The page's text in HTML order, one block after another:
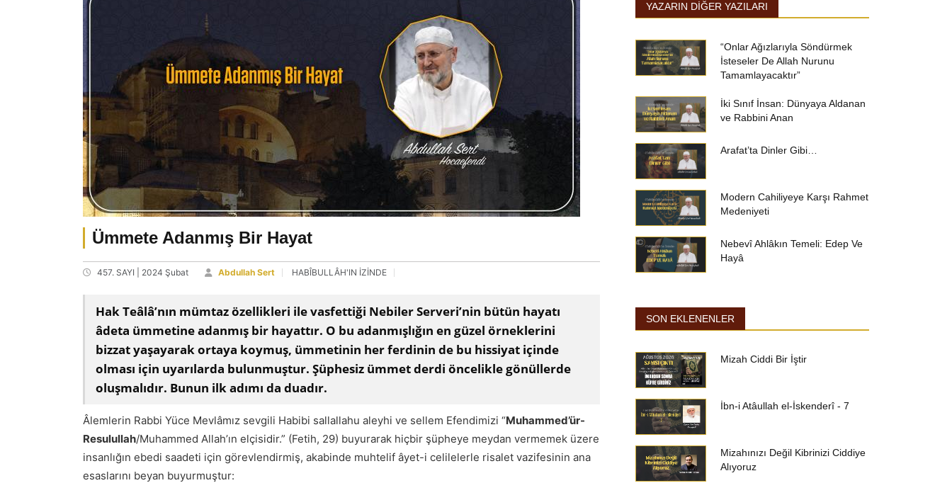
Ümmete Adanmış Bir Hayat
457. SAYI | 2024 Şubat Abdullah Sert HABÎBULLÂH'IN İZİNDE
Hak Teâlâ’nın mümtaz özellikleri ile vasfettiği Nebiler Serveri’nin bütün hayatı
âdeta ümmetine adanmış bir hayattır. O bu adanmışlığın en güzel örneklerini
bizzat yaşayarak ortaya koymuş, ümmetinin her ferdinin de bu hissiyat içinde
olması için uyarılarda bulunmuştur. Şüphesiz ümmet derdi öncelikle gönüllerde
oluşmalıdır. Bunun ilk adımı da duadır.
Âlemlerin Rabbi Yüce Mevlâmız sevgili Habibi sallallahu aleyhi ve sellem Efendimizi “Muhammed’ür-
Resulullah/Muhammed Allah’ın elçisidir.” (Fetih, 29) buyurarak hiçbir şüpheye meydan vermemek üzere
insanlığın ebedi saadeti için görevlendirmiş, akabinde muhtelif âyet-i celilelerle risalet vazifesinin ana
esaslarını beyan buyurmuştur:
YAZARIN DIĞER YAZILARI
“Onlar Ağızlarıyla Söndürmek
İsteseler De Allah Nurunu
Tamamlayacaktır”
İki Sınıf İnsan: Dünyaya Aldanan
ve Rabbini Anan
Arafat’ta Dinler Gibi…
Modern Cahiliyeye Karşı Rahmet
Medeniyeti
Nebevî Ahlâkın Temeli: Edep Ve
Hayâ
SON EKLENENLER
Mizah Ciddi Bir İştir
İbn-i Atâullah el-İskenderî - 7
Mizahınızı Değil Kibrinizi Ciddiye
Alıyoruz